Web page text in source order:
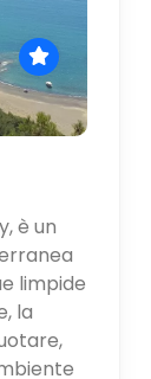
è un
limpide
la